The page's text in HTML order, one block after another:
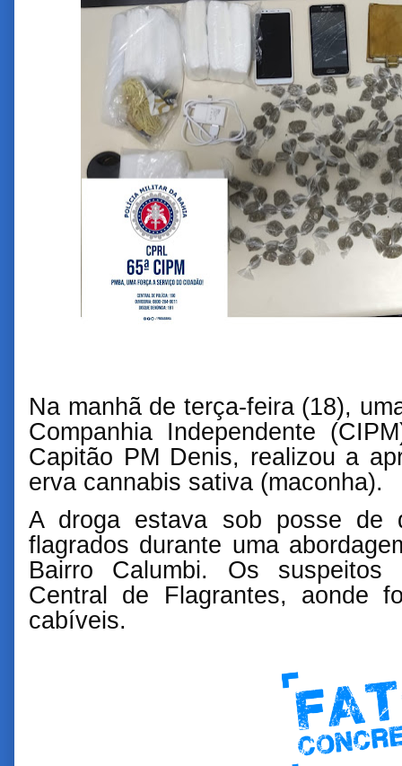
Na manhã de terça-feira (18),
Companhia Independente
Capitão PM Denis, realizou a
erva cannabis sativa (maconha).
A droga estava sob posse de
flagrados durante uma
Bairro Calumbi. Os
Central de Flagrantes, aonde
cabíveis.